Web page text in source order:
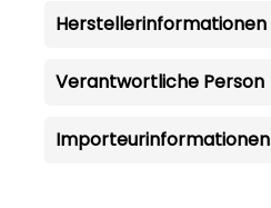
Herstellerinformationen
Verantwortliche Person
Importeurinformationen